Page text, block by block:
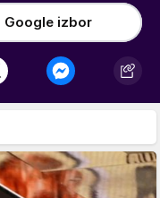
Google izbor